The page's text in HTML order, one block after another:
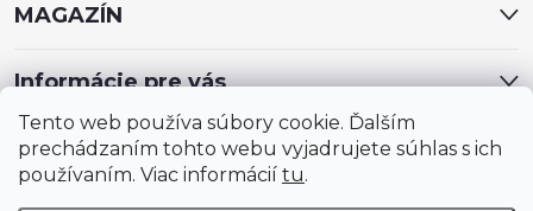
Tento web používa súbory cookie. Ďalším
prechádzaním tohto webu vyjadrujete súhlas s ich
používaním. Viac informácií tu.
MAGAZÍN
Informácie pre vás